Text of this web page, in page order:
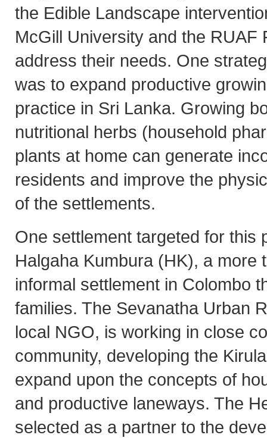
the Edible Landscape
McGill University and the RUAF
address their needs. One
was to expand productive
practice in Sri Lanka. Growing
nutritional herbs (household
plants at home can generate
residents and improve the
of the settlements.
One settlement targeted for this
Halgaha Kumbura (HK), a more
informal settlement in Colombo
families. The Sevanatha Urban
local NGO, is working in close
community, developing the
expand upon the concepts of
and productive laneways. The
selected as a partner to the